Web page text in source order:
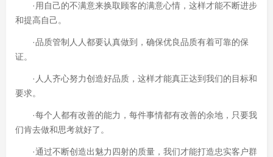
·用自己的不满意来换取顾客的满意心情，这样才能不断进步
和提高自己。
·品质管制人人都要认真做到，确保优良品质有着可靠的保
证。
·人人齐心努力创造好品质，这样才能真正达到我们的目标和
要求。
·每个人都有改善的能力，每件事情都有改善的余地，只要我
们肯去做和思考就好了。
·通过不断创造出魅力四射的质量，我们才能打造忠实客户群